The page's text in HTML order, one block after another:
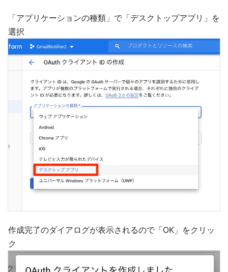
「アプリケーションの種類」で「デスクトップアプリ」を
選択
作成完了のダイアログが表示されるので「OK」をクリッ
ク